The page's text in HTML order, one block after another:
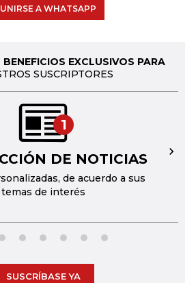
UNIRSE A WHATSAPP
EXCLUSIVOS PARA
SUSCRIPTORES
1
DE NOTICIAS
de acuerdo a sus
temas de interés
→
SUSCRÍBASE YA